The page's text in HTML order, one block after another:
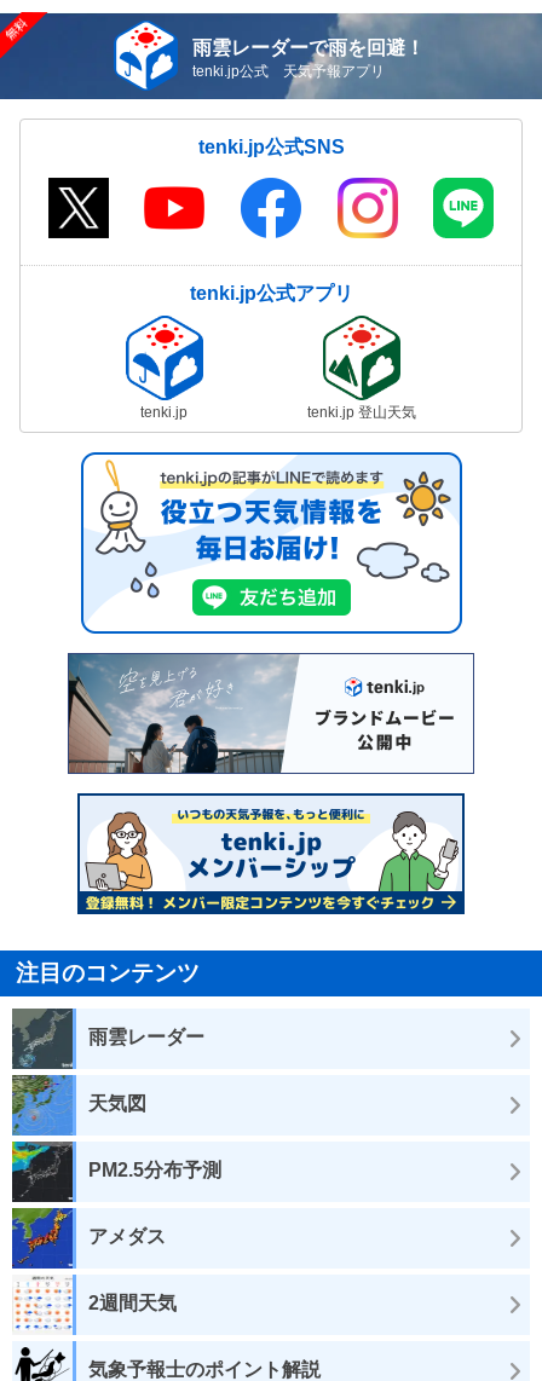
雨雲レーダーで雨を回避！
tenki.jp公式 天気予報アプリ
tenki.jp公式SNS
tenki.jp公式アプリ
tenki.jp tenki.jp 登山天気
注目のコンテンツ
雨雲レーダー
天気図
PM2.5分布予測
アメダス
2週間天気
気象予報士のポイント解説